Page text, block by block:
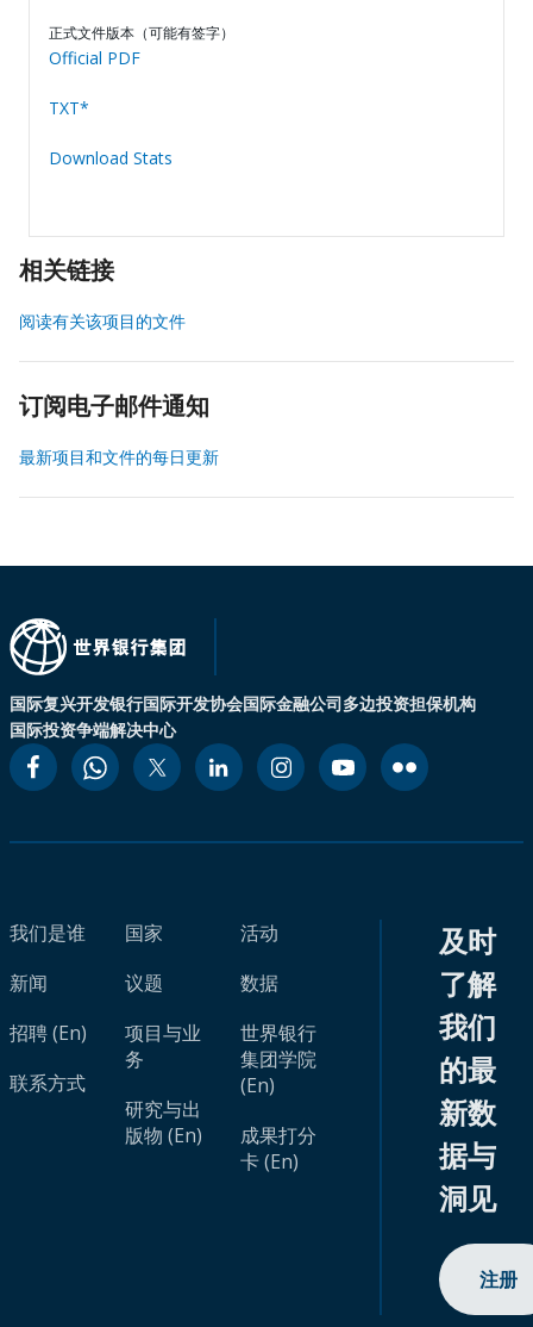
正式文件版本（可能有签字）
Official PDF
TXT*
Download Stats
相关链接
阅读有关该项目的文件
订阅电子邮件通知
最新项目和文件的每日更新
国际复兴开发银行国际开发协会国际金融公司多边投资担保机构
国际投资争端解决中心
我们是谁
新闻
招聘 (En)
联系方式
国家
议题
项目与业
务
研究与出
版物 (En)
活动
数据
世界银行
集团学院
(En)
成果打分
卡 (En)
及时
了解
我们
的最
新数
据与
洞见
注册